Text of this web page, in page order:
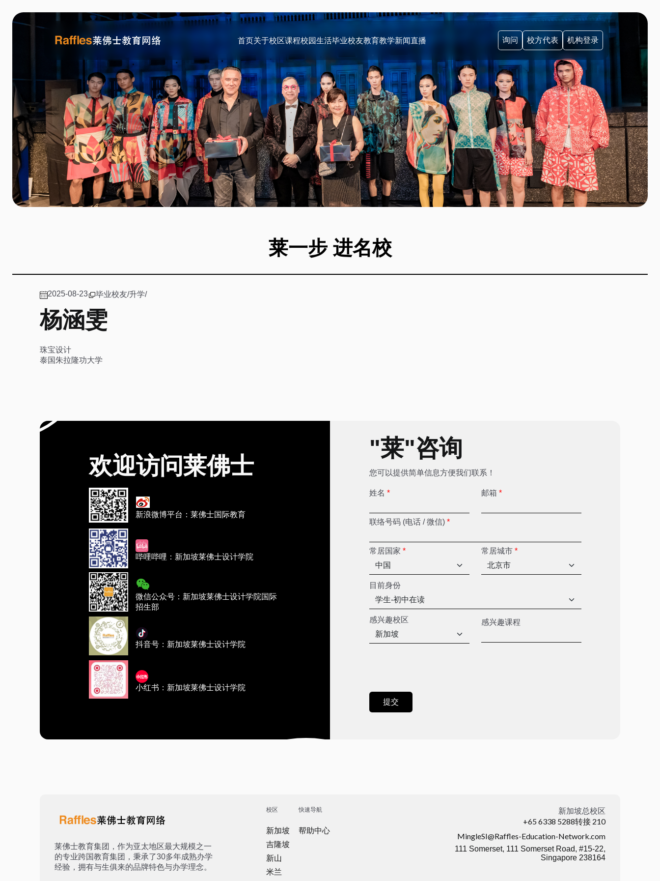
首页关于校区课程校园生活毕业校友教育教学新闻直播 询问 校方代表 机构登录
莱一步 进名校
2025-08-23 毕业校友/升学/
杨涵雯
珠宝设计
泰国朱拉隆功大学
欢迎访问莱佛士
新浪微博平台：莱佛士国际教育
哔哩哔哩：新加坡莱佛士设计学院
微信公众号：新加坡莱佛士设计学院国际
招生部
抖音号：新加坡莱佛士设计学院
小红书：新加坡莱佛士设计学院
"莱"咨询
您可以提供简单信息方便我们联系！
姓名 * 邮箱 *
联络号码 (电话 / 微信) *
常居国家 * 常居城市 *
目前身份
感兴趣校区 感兴趣课程
莱佛士教育集团，作为亚太地区最大规模之一
的专业跨国教育集团，秉承了30多年成熟办学
经验，拥有与生俱来的品牌特色与办学理念。
校区
新加坡
吉隆坡
新山
米兰
快速导航
帮助中心
新加坡总校区
+65 6338 5288转接 210
MingleSI@Raffles-Education-Network.com
111 Somerset, 111 Somerset Road, #15-22,
Singapore 238164